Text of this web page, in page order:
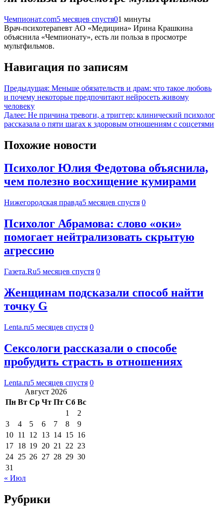
Чемпионат.com5 месяцев спустя01 минуты
Врач-психотерапевт АО «Медицина» Ирина Крашкина
объяснила «Чемпионату», есть ли польза в просмотре
мультфильмов.
Навигация по записям
Предыдущая: Меньше обязательств и драм: что такое любовь
и почему некоторые предпочитают нейросеть живому
человеку
Далее: Не причина тревоги, а триггер: клинический психолог
рассказала о пяти шагах к здоровым отношениям с соцсетями
Похожие новости
Психолог Юлия Федотова объяснила,
чем полезно восхищение кумирами
Нижегородская правда5 месяцев спустя 0
Психолог Абрамова: слово «оки»
помогает нейтрализовать скрытую
агрессию
Газета.Ru5 месяцев спустя 0
Женщинам подсказали способ найти
точку G
Lenta.ru5 месяцев спустя 0
Сексологи рассказали о способе
пробудить страсть в отношениях
Lenta.ru5 месяцев спустя 0
Август 2026
Пн Вт Ср Чт Пт Сб Вс
1
2
3
4 5 6 7 8
9
10 11 12 13 14 15 16
17 18 19 20 21 22 23
24 25 26 27 28 29 30
31
« Июл
Рубрики